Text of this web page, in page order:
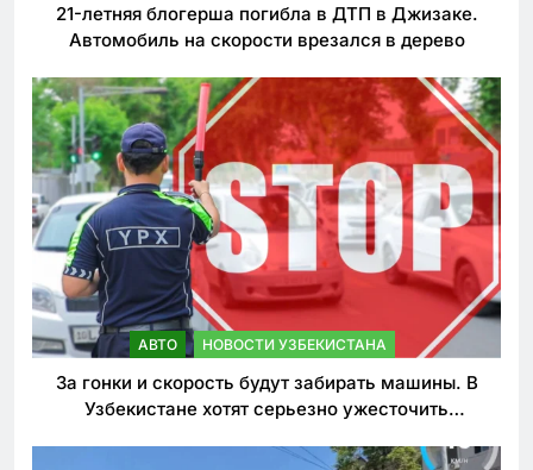
21-летняя блогерша погибла в ДТП в Джизаке.
Автомобиль на скорости врезался в дерево
АВТО НОВОСТИ УЗБЕКИСТАНА
За гонки и скорость будут забирать машины. В
Узбекистане хотят серьезно ужесточить